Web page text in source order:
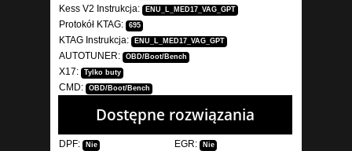
Kess V2 Instrukcja: ENU_L_MED17_VAG_GPT
Protokół KTAG: 695
KTAG Instrukcja: ENU_L_MED17_VAG_GPT
AUTOTUNER: OBD/Boot/Bench
X17: Tylko buty
CMD: OBD/Boot/Bench
Dostępne rozwiązania
DPF: Nie EGR: Nie